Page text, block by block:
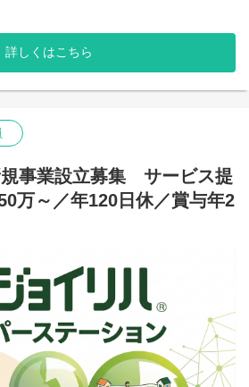
、教育
詳しくはこちら
規事業設立募集 サービス提
万～／年120日休／賞与年2